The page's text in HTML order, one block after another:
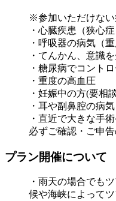
※参加いただけな
・心臓疾患（狭心
・呼吸器の病気（
・てんかん、意識
・糖尿病でコント
・重度の高血圧
・妊娠中の方(要相
・耳や副鼻腔の病
・直近で大きな手
必ずご確認・ご申
プラン開催について
・雨天の場合でも
候や海峡によって